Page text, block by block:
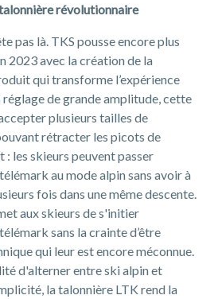
révolutionnaire
pas là. TKS pousse encore plus
2023 avec la création de la
qui transforme l’expérience
réglage de grande amplitude, cette
plusieurs tailles de
rétracter les picots de
: les skieurs peuvent passer
au mode alpin sans avoir à
fois dans une même descente.
aux skieurs de s'initier
sans la crainte d’être
qui leur est encore méconnue.
d'alterner entre ski alpin et
la talonnière LTK rend la